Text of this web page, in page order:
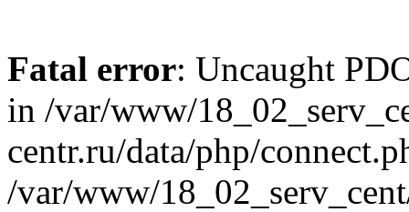
Fatal error: Uncaught
in /var/www/
centr.ru/data/php/
/var/www/